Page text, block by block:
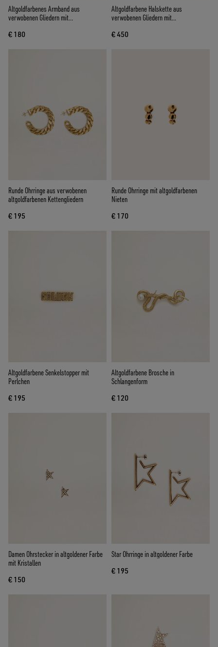
Altgoldfarbenes Armband aus
verwobenen Gliedern mit
€ 180
Altgoldfarbene Halskette aus
verwobenen Gliedern mit
€ 450
Runde Ohrringe aus verwobenen
altgoldfarbenen Kettengliedern
€ 195
Runde Ohrringe mit altgoldfarbenen
Nieten
€ 170
Altgoldfarbene Senkelstopper mit
Perlchen
€ 195
Altgoldfarbene Brosche in
Schlangenform
€ 120
Damen Ohrstecker in altgoldener Farbe
mit Kristallen
€ 150
Star Ohrringe in altgoldener Farbe
€ 195